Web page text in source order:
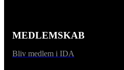
MEDLEMSKAB
Bliv medlem i IDA